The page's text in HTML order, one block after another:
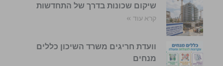
שיקום שכונות בדרך של התחדשות
קרא עוד »
וועדת חריגים משרד השיכון כללים
מנחים